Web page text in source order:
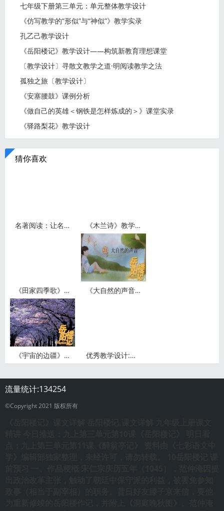
七年级下册第三单元：单元整体教学设计
《仿写教学的“形似”与“神似”》教学实录
孔乙己教学设计
《岳阳楼记》教学设计——构筑新教育理想课堂
〔教学设计〕寻散文教学之道·明阅读教学之法
孤独之旅〔教学设计〕
《安塞腰鼓》课例分析
《做自己的英雄＜钢铁是怎样炼成的＞》课堂实录
《驿路梨花》教学设计
猜你喜欢
名著阅读：让名著阅读丰盈生命 《木兰诗》教学设计
《田家四季歌》教学设计 《大自然的声音》教学设计
《宇宙的边疆》教学设计 优秀教学设计:认识三角形
流量统计:134254
©Copyright 2021 版权所有